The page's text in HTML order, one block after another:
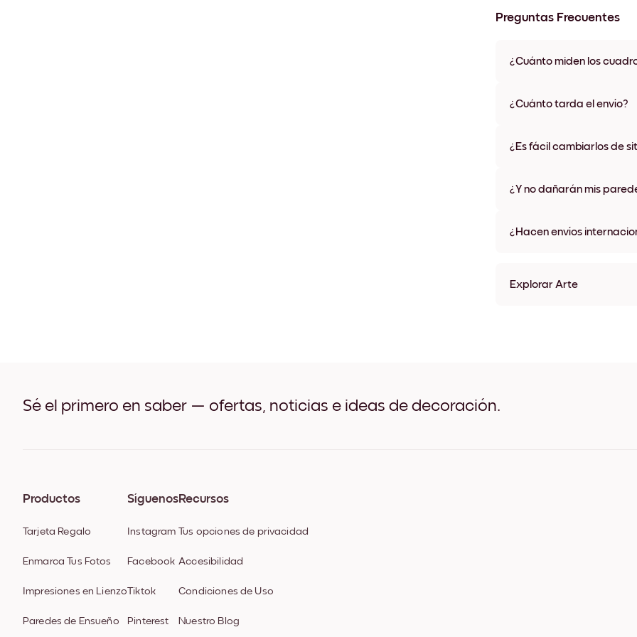
Preguntas Frecuentes
¿Cuánto miden los
materiales y colores de
¿Cuánto tarda el envío?
algunos países. Te
¿Es fácil cambiarlos de
¿Y no dañarán mis
¿Hacen envíos
Explorar Arte
Golden Feminine yoga
Sé el primero en saber — ofertas, noticias e ideas de decoración.
Productos
Tarjeta Regalo
Enmarca Tus Fotos
Impresiones en Lienzo
Paredes de Ensueño
Síguenos
Instagram
Facebook
Tiktok
Pinterest
Recursos
Tus opciones de privacidad
Accesibilidad
Condiciones de Uso
Nuestro Blog